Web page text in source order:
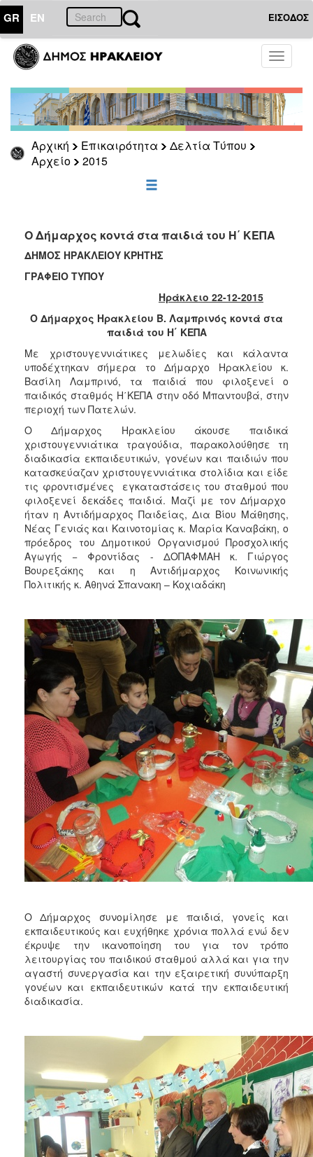
GR EN ΕΙΣΟΔΟΣ
Toggle
Αρχική Επικαιρότητα
Δελτία Τύπου
Αρχείο
2015
ΕΠΙΚΑΙΡΟΤΗΤΑ
Τύπου
Αρχείο
2026
2025
2021
2020
2019
2017
2015
2013
2012
2011
2010
2006
ΔΗΜΟΤΗΣ
ΕΠΙΣΚΕΠΤΗΣ
Ο Δήμαρχος κοντά στα παιδιά του Η΄ ΚΕΠΑ
ΔΗΜΟΣ ΗΡΑΚΛΕΙΟΥ ΚΡΗΤΗΣ
ΓΡΑΦΕΙΟ ΤΥΠΟΥ
Ηράκλειο 22-12-2015
Ο Δήμαρχος Ηρακλείου Β. Λαμπρινός κοντά στα
παιδιά του Η΄ ΚΕΠΑ
Με χριστουγεννιάτικες μελωδίες και κάλαντα
υποδέχτηκαν σήμερα το Δήμαρχο Ηρακλείου κ.
Βασίλη Λαμπρινό, τα παιδιά που φιλοξενεί ο
παιδικός σταθμός Η΄ΚΕΠΑ στην οδό Μπαντουβά, στην
περιοχή των Πατελών.
Ο Δήμαρχος Ηρακλείου άκουσε παιδικά
χριστουγεννιάτικα τραγούδια, παρακολούθησε τη
διαδικασία εκπαιδευτικών, γονέων και παιδιών που
κατασκεύαζαν χριστουγεννιάτικα στολίδια και είδε
τις φροντισμένες εγκαταστάσεις του σταθμού που
φιλοξενεί δεκάδες παιδιά. Μαζί με τον Δήμαρχο
ήταν η Αντιδήμαρχος Παιδείας, Δια Βίου Μάθησης,
Νέας Γενιάς και Καινοτομίας κ. Μαρία Καναβάκη, ο
πρόεδρος του Δημοτικού Οργανισμού Προσχολικής
Αγωγής − Φροντίδας - ΔΟΠΑΦΜΑΗ κ. Γιώργος
Βουρεξάκης και η Αντιδήμαρχος Κοινωνικής
Πολιτικής κ. Αθηνά Σπανακη – Κοχιαδάκη
Ο Δήμαρχος συνομίλησε με παιδιά, γονείς και
εκπαιδευτικούς και ευχήθηκε χρόνια πολλά ενώ δεν
έκρυψε την ικανοποίηση του για τον τρόπο
λειτουργίας του παιδικού σταθμού αλλά και για την
αγαστή συνεργασία και την εξαιρετική συνύπαρξη
γονέων και εκπαιδευτικών κατά την εκπαιδευτική
διαδικασία.